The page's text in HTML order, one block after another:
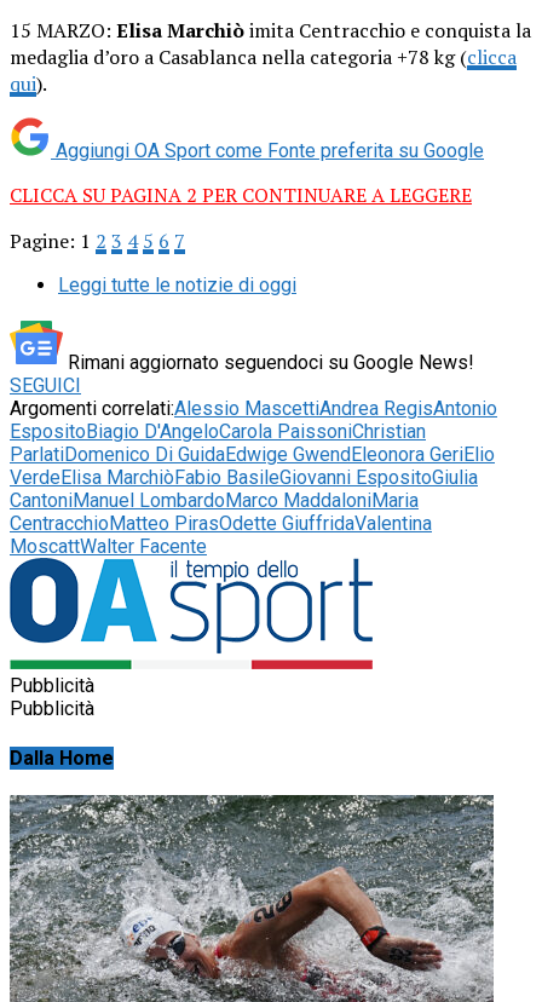
15 MARZO: Elisa Marchiòimita Centracchio e conquista la
medaglia d’oro a Casablanca nella categoria +78 kg (clicca
qui).
Aggiungi OA Sport come Fonte preferita su Google
CLICCA SU PAGINA 2 PER CONTINUARE A LEGGERE
Pagine: 1 2 3 4 5 6 7
Leggi tutte le notizie di oggi
Rimani aggiornato seguendoci su Google News!
SEGUICI
Argomenti correlati:Alessio MascettiAndrea RegisAntonio
EspositoBiagio D'AngeloCarola PaissoniChristian
ParlatiDomenico Di GuidaEdwige Gwend Eleonora GeriElio
VerdeElisa MarchiòFabio BasileGiovanni EspositoGiulia
CantoniManuel LombardoMarco MaddaloniMaria
CentracchioMatteo PirasOdette GiuffridaValentina
MoscattWalter Facente
Pubblicità
Pubblicità
Dalla Home